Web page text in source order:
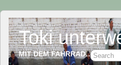
Toki
MIT DEM FAHRRAD…